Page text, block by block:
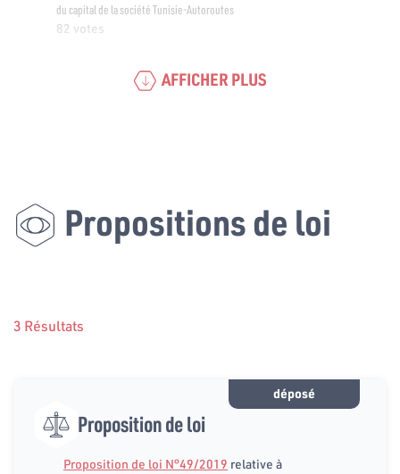
du capital de la société Tunisie-Autoroutes
82 votes
AFFICHER PLUS
Propositions de loi
3 Résultats
déposé
Proposition de loi
Proposition de loi N°49/2019 relative à